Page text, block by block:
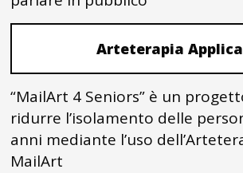
Arteterapia
“MailArt 4 Seniors” è un
ridurre l’isolamento delle
anni mediante l’uso
MailArt